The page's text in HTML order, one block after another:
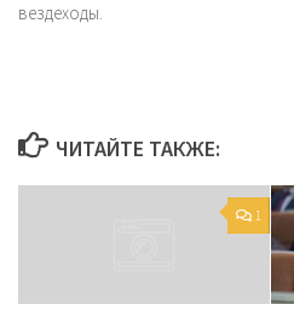
вездеходы.
ЧИТАЙТЕ ТАКЖЕ:
1